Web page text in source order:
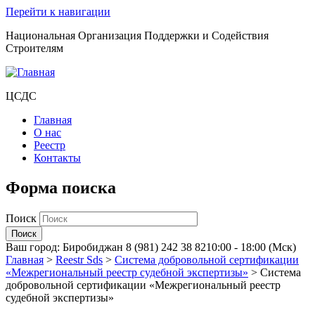
Перейти к навигации
Национальная Организация Поддержки и Содействия
Строителям
ЦСДС
Главная
О нас
Реестр
Контакты
Форма поиска
Поиск
Ваш город: Биробиджан 8 (981) 242 38 8210:00 - 18:00 (Мск)
Главная > Reestr Sds > Система добровольной сертификации
«Межрегиональный реестр судебной экспертизы» > Система
добровольной сертификации «Межрегиональный реестр
судебной экспертизы»